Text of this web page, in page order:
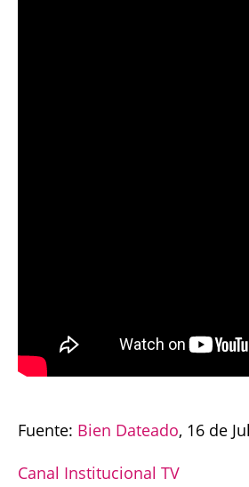
Fuente: Bien Dateado, 16 de
Canal Institucional TV